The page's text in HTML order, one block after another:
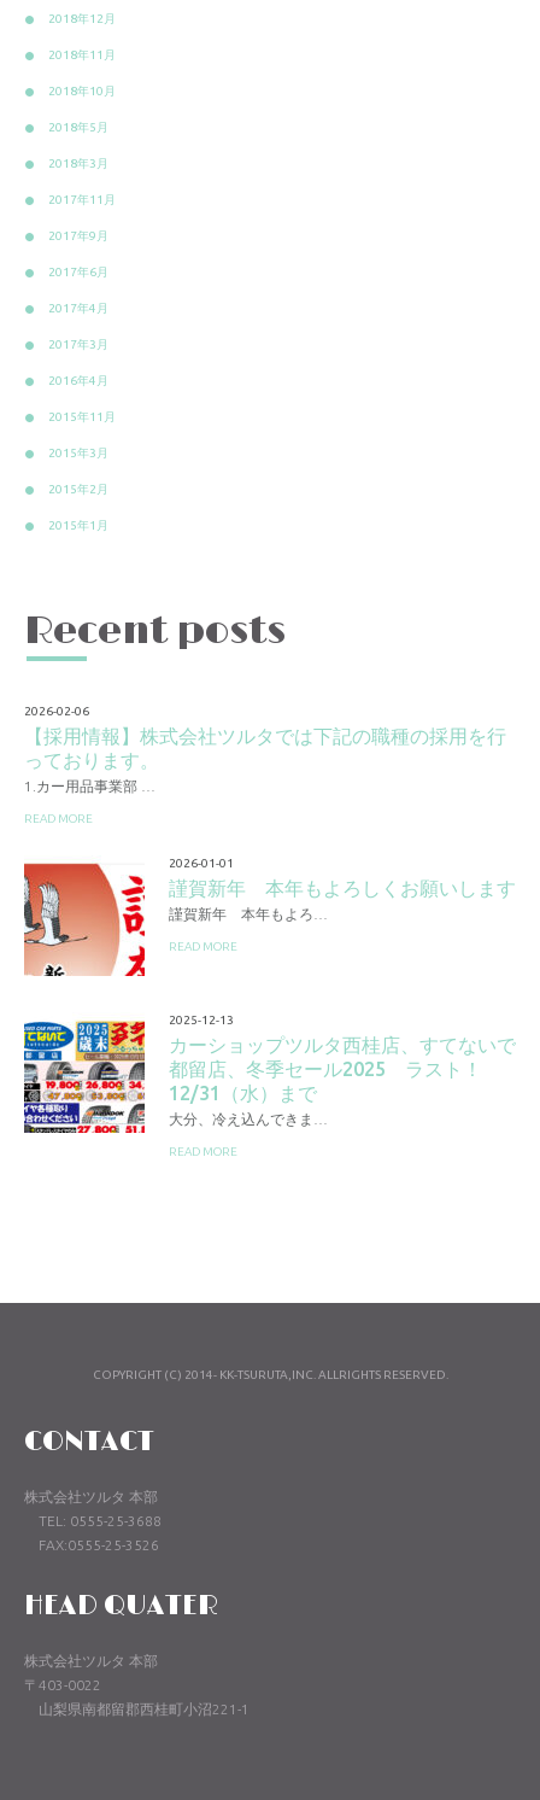
2018年12月
2018年11月
2018年10月
2018年5月
2018年3月
2017年11月
2017年9月
2017年6月
2017年4月
2017年3月
2016年4月
2015年11月
2015年3月
2015年2月
2015年1月
Recent posts
2026-02-06
【採用情報】株式会社ツルタでは下記の職種の採用を行
っております。
1.カー用品事業部 …
READ MORE
2026-01-01
謹賀新年 本年もよろしくお願いします
謹賀新年 本年もよろ…
READ MORE
2025-12-13
カーショップツルタ西桂店、すてないで
都留店、冬季セール2025 ラスト！
12/31（水）まで
大分、冷え込んできま…
READ MORE
COPYRIGHT (C) 2014- KK-TSURUTA,INC. ALLRIGHTS RESERVED.
CONTACT
株式会社ツルタ 本部
TEL: 0555-25-3688
FAX:0555-25-3526
HEAD QUATER
株式会社ツルタ 本部
〒403-0022
山梨県南都留郡西桂町小沼221-1